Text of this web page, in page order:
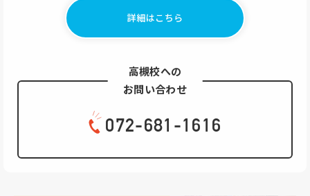
詳細はこちら
高槻校への
お問い合わせ
072-681-1616